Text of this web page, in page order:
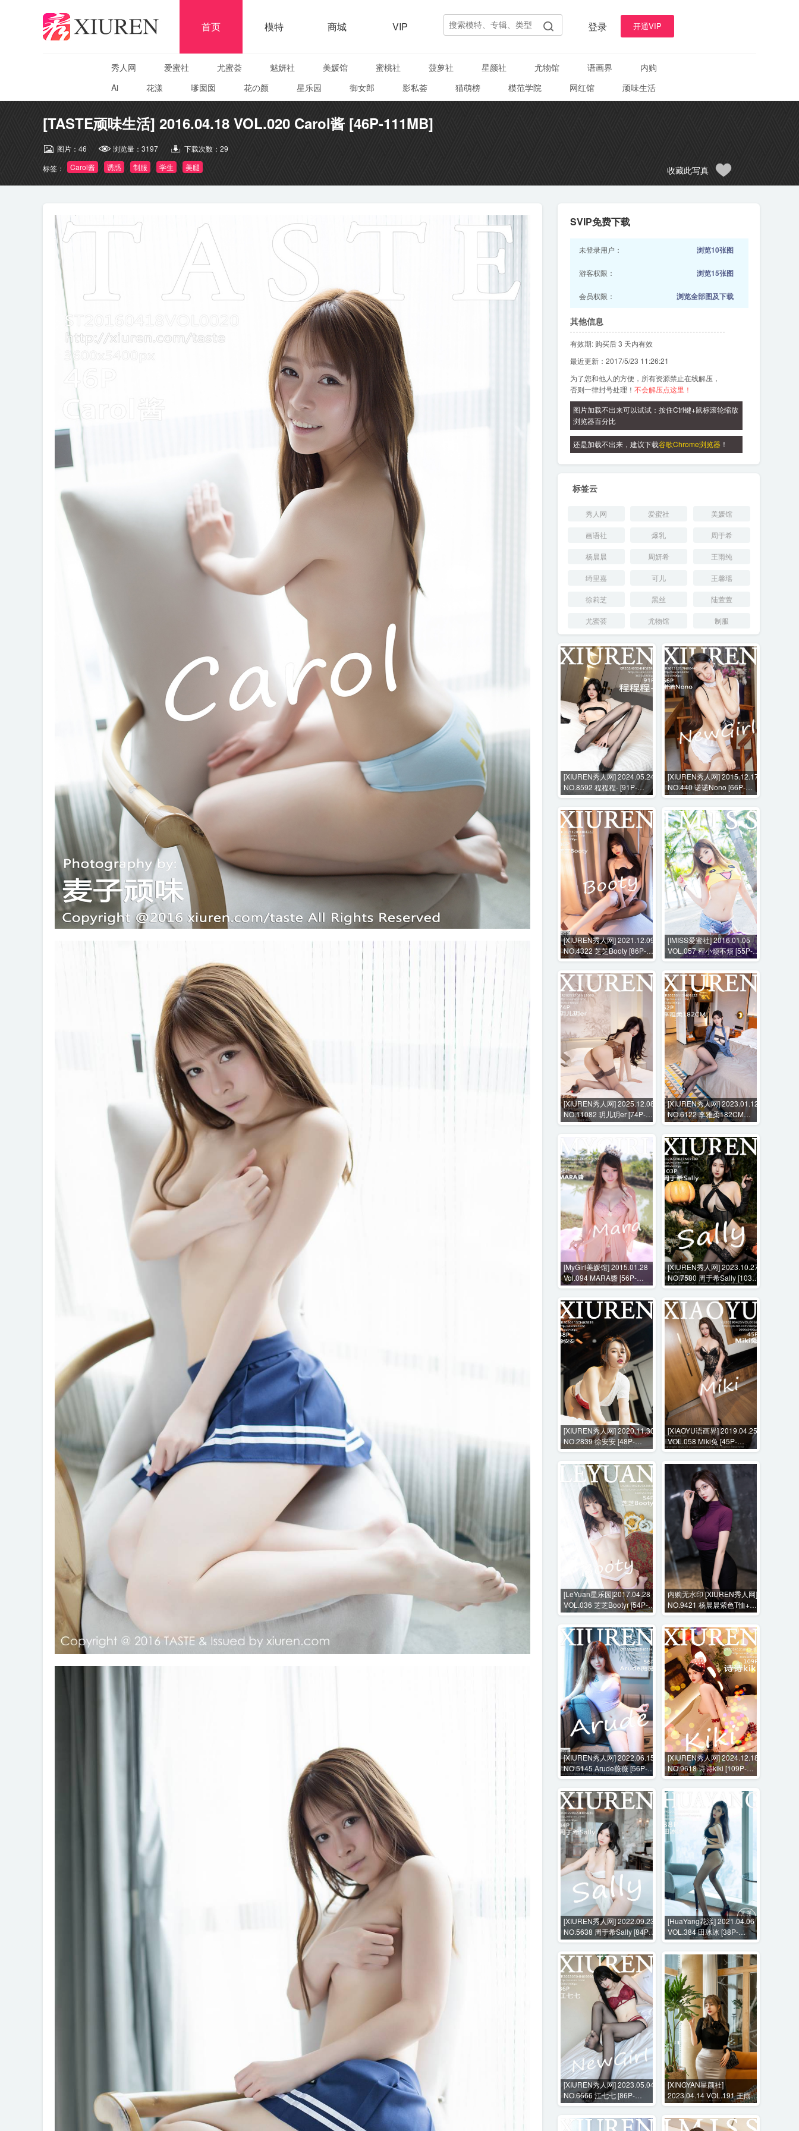
首页 模特 商城 VIP 登录 开通VIP
秀人网 爱蜜社 尤蜜荟 魅妍社 美媛馆 蜜桃社 菠萝社 星颜社 尤物馆 语画界
内购
Ai
花漾 嗲囡囡 花の颜 星乐园 御女郎 影私荟 猫萌榜 模范学院 网红馆 顽味生活
[TASTE顽味生活] 2016.04.18 VOL.020 Carol酱 [46P-111MB]
图片： 46 浏览量： 3197 下载次数： 29
标签：
Carol酱 诱惑 制服 学生 美腿 收藏此写真
SVIP免费下载
未登录用户： 浏览10张图
游客权限： 浏览15张图
会员权限： 浏览全部图及下载
其他信息
有效期: 购买后 3 天内有效
最近更新：2017/5/23 11:26:21
为了您和他人的方便，所有资源禁止在线解压，
否则一律封号处理！ 不会解压点这里！
图片加载不出来可以试试：按住Ctrl键+鼠标滚轮缩放
浏览器百分比
还是加载不出来，建议下载谷歌Chrome浏览器 ！
标签云
秀人网 爱蜜社 美媛馆
画语社 爆乳 周于希
杨晨晨 周妍希 王雨纯
绮里嘉 可儿 王馨瑶
徐莉芝 黑丝 陆萱萱
尤蜜荟 尤物馆 制服
[XIUREN秀人网] 2024.05.24
NO.8592 程程程- [91P-
754MB]
[XIUREN秀人网] 2015.12.17
NO.440 诺诺Nono [66P-
186MB]
[XIUREN秀人网] 2021.12.09
NO.4322 芝芝Booty [86P-
739MB]
[IMISS爱蜜社] 2016.01.05
VOL.057 程小烦不烦 [55P-
186MB]
[XIUREN秀人网] 2025.12.08
NO.11082 玥儿玥er [74P-
789MB]
[XIUREN秀人网] 2023.01.12
NO.6122 李雅柔182CM
[62P-557MB]
[MyGirl美媛馆] 2015.01.28
Vol.094 MARA醬 [56P-
254MB]
[XIUREN秀人网] 2023.10.27
NO.7580 周于希Sally [103P-
1040MB]
[XIUREN秀人网] 2020.11.30
NO.2839 徐安安 [48P-
471MB]
[XIAOYU语画界] 2019.04.25
VOL.058 Miki兔 [45P-
181MB]
[LeYuan星乐园]2017.04.28
VOL.036 芝芝Bootyr [54P-
213M]
内购无水印 [XIUREN秀人网]
NO.9421 杨晨晨紫色T恤+花
絮视频 [100P+1V-1105MB]
[XIUREN秀人网] 2022.06.15
NO.5145 Arude薇薇 [56P-
535MB]
[XIUREN秀人网] 2024.12.18
NO.9618 诗诗kiki [109P-
1114MB]
[XIUREN秀人网] 2022.09.23
NO.5638 周于希Sally [84P-
642MB]
[HuaYang花漾] 2021.04.06
VOL.384 田冰冰 [38P-
404MB]
[XIUREN秀人网] 2023.05.04
NO.6666 江七七 [86P-
879MB]
[XINGYAN星颜社]
2023.04.14 VOL.191 王雨纯
[81P-827MB]